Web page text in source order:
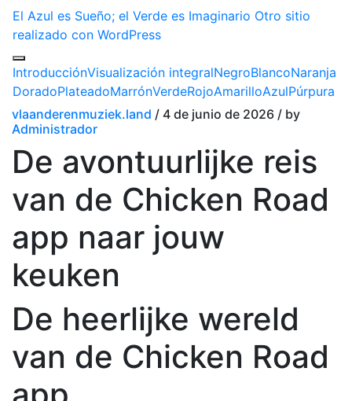
El Azul es Sueño; el Verde es Imaginario Otro sitio
realizado con WordPress
IntroducciónVisualización integralNegroBlancoNaranja
DoradoPlateadoMarrónVerdeRojoAmarilloAzulPúrpura
vlaanderenmuziek.land / 4 de junio de 2026 / by
Administrador
De avontuurlijke reis
van de Chicken Road
app naar jouw
keuken
De heerlijke wereld
van de Chicken Road